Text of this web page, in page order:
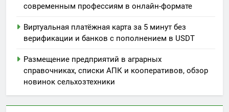
современным профессиям в онлайн-формате
Виртуальная платёжная карта за 5 минут без
верификации и банков с пополнением в USDT
Размещение предприятий в аграрных
справочниках, списки АПК и кооперативов, обзор
новинок сельхозтехники